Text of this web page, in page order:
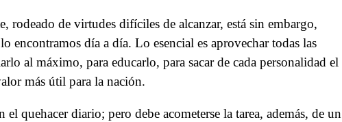
rodeado de virtudes difíciles de alcanzar, está sin embargo,
encontramos día a día. Lo esencial es aprovechar todas las
al máximo, para educarlo, para sacar de cada personalidad el
más útil para la nación.
quehacer diario; pero debe acometerse la tarea, además, de un